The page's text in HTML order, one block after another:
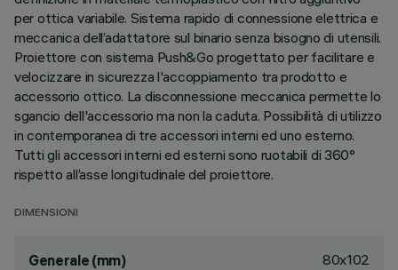
per ottica variabile. Sistema rapido di connessione elettrica e
meccanica dell’adattatore sul binario senza bisogno di utensili.
Proiettore con sistema Push&Go progettato per facilitare e
velocizzare in sicurezza l'accoppiamento tra prodotto e
accessorio ottico. La disconnessione meccanica permette lo
sgancio dell'accessorio ma non la caduta. Possibilità di utilizzo
in contemporanea di tre accessori interni ed uno esterno.
Tutti gli accessori interni ed esterni sono ruotabili di 360°
rispetto all’asse longitudinale del proiettore.
DIMENSIONI
Generale (mm) 80x102